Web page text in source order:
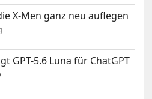
X-Men ganz neu auflegen
GPT-5.6 Luna für ChatGPT